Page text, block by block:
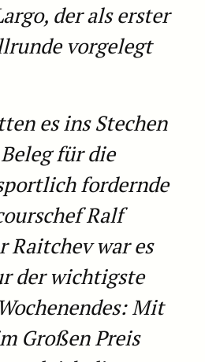
der als erster
vorgelegt
es ins Stechen
für die
fordernde
Ralf
Raitchev war es
der wichtigste
Mit
Großen Preis